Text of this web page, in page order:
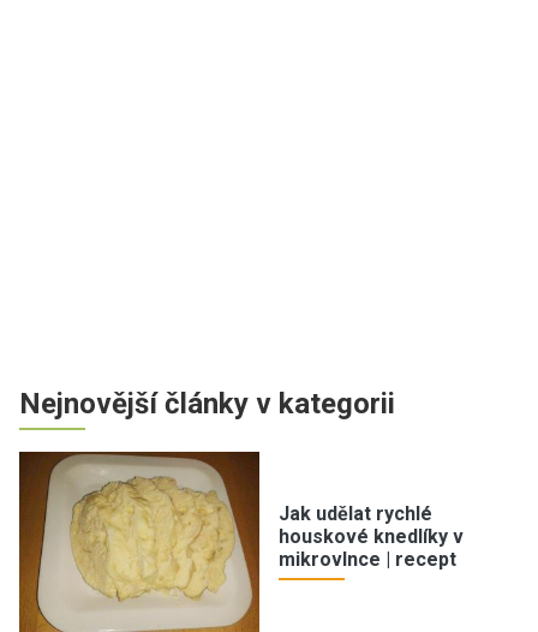
Nejnovější články v kategorii
Jak udělat rychlé
houskové knedlíky v
mikrovlnce | recept